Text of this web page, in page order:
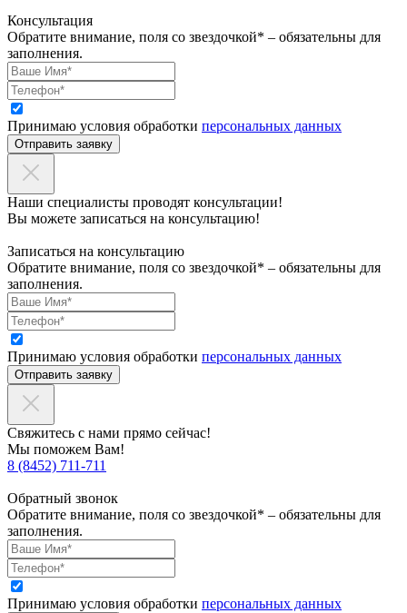
Консультация
Обратите внимание, поля со звездочкой* – обязательны для
заполнения.
Принимаю условия обработки персональных данных
Отправить заявку
Наши специалисты проводят консультации!
Вы можете записаться на консультацию!
Записаться на консультацию
Обратите внимание, поля со звездочкой* – обязательны для
заполнения.
Принимаю условия обработки персональных данных
Отправить заявку
Свяжитесь с нами прямо сейчас!
Мы поможем Вам!
8 (8452) 711-711
Обратный звонок
Обратите внимание, поля со звездочкой* – обязательны для
заполнения.
Принимаю условия обработки персональных данных